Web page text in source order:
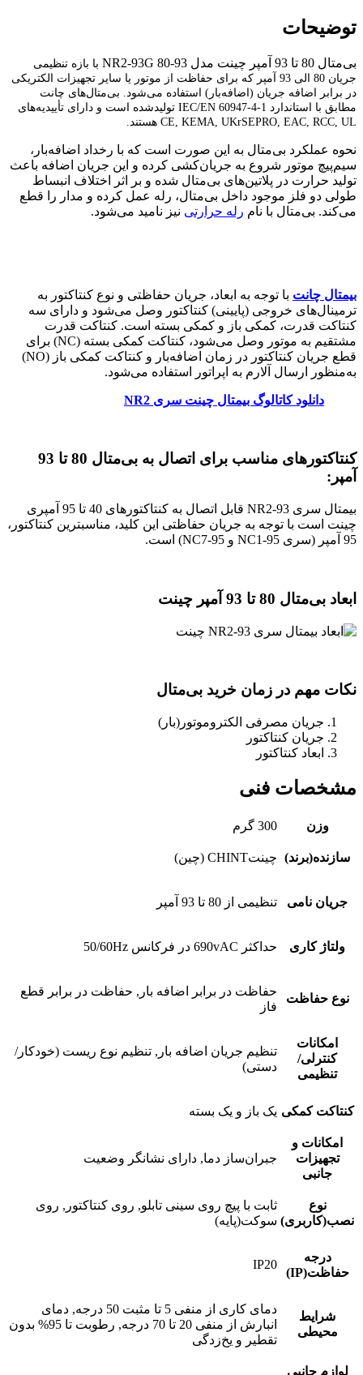
توضیحات
بی‌متال 80 تا 93 آمپر چینت مدل NR2-93G 80-93
با بازه تنظیمی
جریان 80 الی 93 آمپر که برای حفاظت از موتور یا سایر تجهیزات الکتریکی
در برابر اضافه جریان (اضافه‌بار) استفاده می‌شود. بی‌متال‌های چانت
مطابق با استاندارد IEC/EN 60947-4-1 تولیدشده است و دارای تأییدیه‌های
CE, KEMA, UKrSEPRO, EAC, RCC, UL هستند.
نحوه عملکرد بی‌متال به این صورت است که با رخداد اضافه‌بار،
سیم‌پیچ موتور شروع به جریان‌کشی کرده و این جریان اضافه باعث
تولید حرارت در پلاتین‌های بی‌متال شده و بر اثر اختلاف انبساط
طولی دو فلز موجود داخل بی‌متال، رله عمل کرده و مدار را قطع
می‌کند. بی‌متال با نام رله حرارتی نیز نامید می‌شود.
بیمتال چانت با توجه به ابعاد، جریان حفاظتی و نوع کنتاکتور به
ترمینال‌های خروجی (پایینی) کنتاکتور وصل می‌شود و دارای سه
کنتاکت قدرت، کمکی باز و کمکی بسته است. کنتاکت قدرت
مشتقیم به موتور وصل می‌شود، کنتاکت کمکی بسته (NC) برای
قطع جریان کنتاکتور در زمان اضافه‌بار و کنتاکت کمکی باز (NO)
به‌منظور ارسال آلارم به اپراتور استفاده می‌شود.
دانلود کاتالوگ بیمتال چینت سری NR2
کنتاکتورهای مناسب برای اتصال به بی‌متال 80 تا 93
آمپر:
بیمتال سری NR2-93 قابل اتصال به کنتاکتورهای 40 تا 95 آمپری
چینت است با توجه به جریان حفاظتی این کلید، مناسبترین کنتاکتور،
95 آمپر (سری NC1-95 و NC7-95) است.
ابعاد بی‌متال 80 تا 93 آمپر چینت
نکات مهم در زمان خرید بی‌متال
جریان مصرفی الکتروموتور(بار)
جریان کنتاکتور
ابعاد کنتاکتور
مشخصات فنی
وزن 300 گرم
سازنده(برند) چینتCHINT (چین)
جریان نامی تنظیمی از 80 تا 93 آمپر
ولتاژ کاری حداکثر 690vAC در فرکانس 50/60Hz
نوع حفاظت
حفاظت در برابر اضافه بار, حفاظت در برابر قطع
فاز
امکانات
کنترلی/
تنظیمی
تنظیم جریان اضافه بار, تنظیم نوع ریست (خودکار/
دستی)
کنتاکت کمکی یک باز و یک بسته
امکانات و
تجهیزات
جانبی
جبران‌ساز دما, دارای نشانگر وضعیت
نوع
نصب(کاربری)
ثابت با پیچ روی سینی تابلو, روی کنتاکتور, روی
سوکت(پایه)
درجه
حفاظت(IP)
IP20
شرایط
محیطی
دمای کاری از منفی 5 تا مثبت 50 درجه, دمای
انبارش از منفی 20 تا 70 درجه, رطوبت تا 95% بدون
تقطیر و یخ‌زدگی
لوازم جانبی